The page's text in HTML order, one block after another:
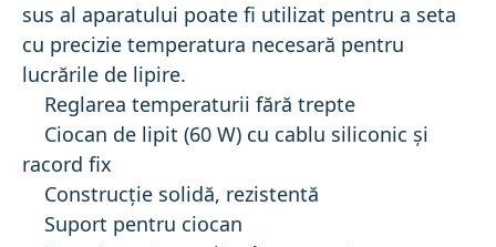
sus al aparatului poate fi utilizat pentru a seta
cu precizie temperatura necesară pentru
lucrările de lipire.
Reglarea temperaturii fără trepte
Ciocan de lipit (60 W) cu cablu siliconic şi
racord fix
Construcţie solidă, rezistentă
Suport pentru ciocan